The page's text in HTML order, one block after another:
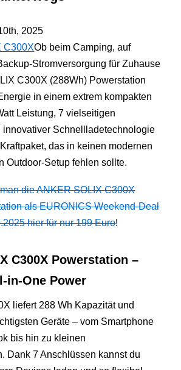
2025
Ob beim Camping, auf
Stromversorgung für Zuhause
C300X (288Wh) Powerstation
in einem extrem kompakten
Leistung, 7 vielseitigen
innovativer Schnellladetechnologie
das in keinen modernen
Outdoor-Setup fehlen sollte.
die ANKER SOLIX C300X
als EURONICS Weekend-Deal
hier für nur 199 Euro!
C300X Powerstation –
in-One Power
liefert 288 Wh Kapazität und
Geräte – vom Smartphone
bis hin zu kleinen
Dank 7 Anschlüssen kannst du